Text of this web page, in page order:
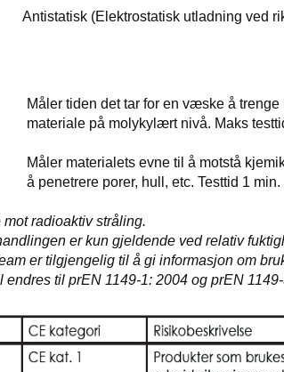
utladning ved
for en væske å trenge
nivå. Maks
evne til å motstå kjemikalier
porer, hull, etc.
radioaktiv stråling.
er kun gjeldende ved relativ
er tilgjengelig til å gi informasjon om
endres til prEN 1149-1: 2004 og prEN